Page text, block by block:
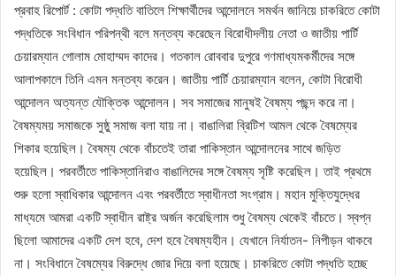
প্রবাহ রিপোর্ট : কোটা পদ্ধতি বাতিলে শিক্ষার্থীদের আন্দোলনে সমর্থন জানিয়ে চাকরিতে কোটা
পদ্ধতিকে সংবিধান পরিপন্থী বলে মন্তব্য করেছেন বিরোধীদলীয় নেতা ও জাতীয় পার্টি
চেয়ারম্যান গোলাম মোহাম্মদ কাদের। গতকাল রোববার দুপুরে গণমাধ্যমকর্মীদের সঙ্গে
আলাপকালে তিনি এমন মন্তব্য করেন। জাতীয় পার্টি চেয়ারম্যান বলেন, কোটা বিরোধী
আন্দোলন অত্যন্ত যৌক্তিক আন্দোলন। সব সমাজের মানুষই বৈষম্য পছন্দ করে না।
বৈষম্যময় সমাজকে সুষ্ঠু সমাজ বলা যায় না। বাঙালিরা ব্রিটিশ আমল থেকে বৈষম্যের
শিকার হয়েছিল। বৈষম্য থেকে বাঁচতেই তারা পাকিস্তান আন্দোলনের সাথে জড়িত
হয়েছিল। পরবর্তীতে পাকিস্তানিরাও বাঙালিদের সঙ্গে বৈষম্য সৃষ্টি করেছিল। তাই প্রথমে
শুরু হলো স্বাধিকার আন্দোলন এবং পরবর্তীতে স্বাধীনতা সংগ্রাম। মহান মুক্তিযুদ্ধের
মাধ্যমে আমরা একটি স্বাধীন রাষ্ট্র অর্জন করেছিলাম শুধু বৈষম্য থেকেই বাঁচতে। স্বপ্ন
ছিলো আমাদের একটি দেশ হবে, দেশ হবে বৈষম্যহীন। যেখানে নির্যাতন- নিপীড়ন থাকবে
না। সংবিধানে বৈষম্যের বিরুদ্ধে জোর দিয়ে বলা হয়েছে। চাকরিতে কোটা পদ্ধতি হচ্ছে